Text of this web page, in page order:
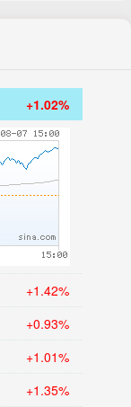
+1.02%
+1.42%
+0.93%
+1.01%
+1.35%